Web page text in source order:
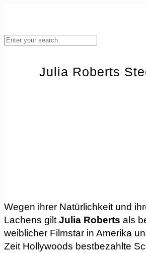
Julia Roberts
Wegen ihrer Natürlichkeit und ihres natürlichen
Lachens gilt Julia Roberts als
weiblicher Filmstar in Amerika
Zeit Hollywoods bestbezahlte